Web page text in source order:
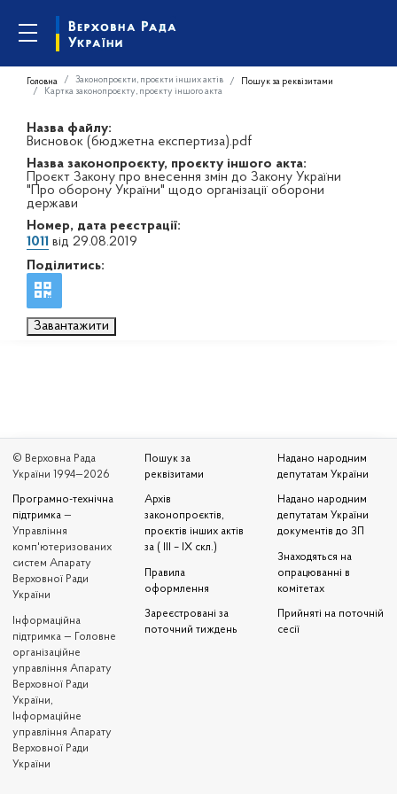
Головна Законопроєкти, проєкти інших актів
Пошук за реквізитами
Картка законопроєкту, проєкту іншого акта
Назва файлу:
Висновок (бюджетна експертиза).pdf
Назва законопроєкту, проєкту іншого акта:
Проєкт Закону про внесення змін до Закону України
"Про оборону України" щодо організації оборони
держави
Номер, дата реєстрації:
1011 від 29.08.2019
Поділитись:
Завантажити
© Верховна Рада
України 1994—2026
Програмно-технічна
підтримка —
Управління
комп'ютеризованих
систем Апарату
Верховної Ради
України
Iнформаційна
підтримка — Головне
організаційне
управління Апарату
Верховної Ради
України,
Інформаційне
управління Апарату
Верховної Ради
України
Пошук за
реквізитами
Архів
законопроєктів,
проєктів інших актів
за ( III – IX скл.)
Правила
оформлення
Зареєстровані за
поточний тиждень
Надано народним
депутатам України
Надано народним
депутатам України
документів до ЗП
Знаходяться на
опрацюванні в
комітетах
Прийняті на поточній
сесії